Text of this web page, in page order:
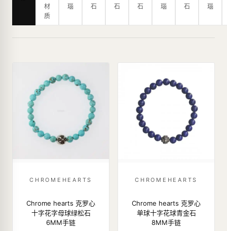
材
质
瑙
石
石
石
瑙
石
瑙
CHROMEHEARTS
Chrome hearts 克罗心
十字花字母球绿松石
6MM手链
CHROMEHEARTS
Chrome hearts 克罗心
单球十字花球青金石
8MM手链